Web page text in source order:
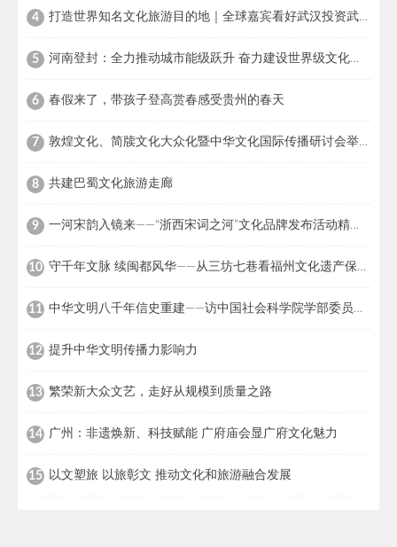
4 打造世界知名文化旅游目的地｜全球嘉宾看好武汉投资武汉文旅 世界知名 武汉可期
5 河南登封：全力推动城市能级跃升 奋力建设世界级文化旅游目的地城市
6 春假来了，带孩子登高赏春感受贵州的春天
7 敦煌文化、简牍文化大众化暨中华文化国际传播研讨会举行
8 共建巴蜀文化旅游走廊
9 一河宋韵入镜来——“浙西宋词之河”文化品牌发布活动精彩回顾
10 守千年文脉 续闽都风华——从三坊七巷看福州文化遗产保护成效
11 中华文明八千年信史重建——访中国社会科学院学部委员、考古研究所研究员冯时
12 提升中华文明传播力影响力
13 繁荣新大众文艺，走好从规模到质量之路
14 广州：非遗焕新、科技赋能 广府庙会显广府文化魅力
15 以文塑旅 以旅彰文 推动文化和旅游融合发展